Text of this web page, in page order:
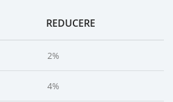
REDUCERE
2%
4%